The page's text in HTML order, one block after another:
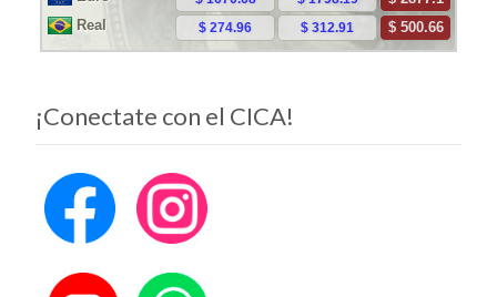
¡Conectate con el CICA!